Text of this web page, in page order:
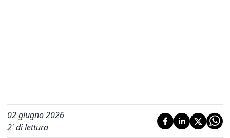
02 giugno 2026
2' di lettura